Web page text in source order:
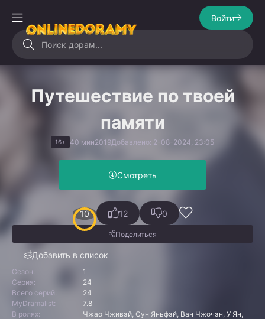
Войти
Путешествие по твоей
памяти
16+ 40 мин2019Добавлено: 2-08-2024, 23:05
Смотреть
10
Добавить в список
12 0
Поделиться
Сезон:
1
Серия:
24
Всего серий:
24
MyDramalist:
7.8
В ролях:
Чжао Чживэй, Сун Яньфэй, Ван Чжочэн, У Ян,